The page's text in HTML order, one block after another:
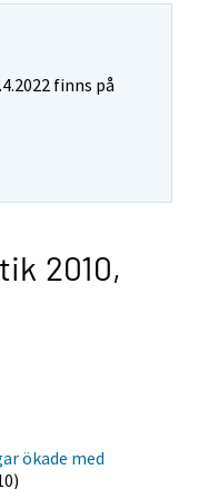
finns på
2010,
ökade med